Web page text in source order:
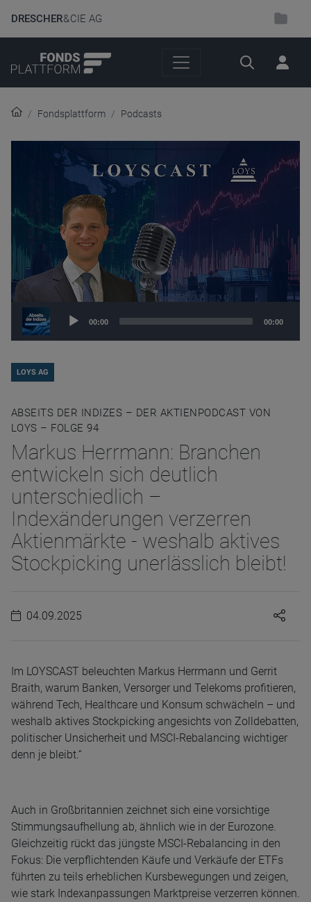
DRESCHER& CIE AG
Suche
Fondsplattform Podcasts
Audio
00:00 00:00
LOYS AG
ABSEITS DER INDIZES – DER AKTIENPODCAST VON
LOYS – FOLGE 94
Markus Herrmann: Branchen
entwickeln sich deutlich
unterschiedlich –
Indexänderungen verzerren
Aktienmärkte - weshalb aktives
Stockpicking unerlässlich bleibt!
04.09.2025
Im LOYSCAST beleuchten Markus Herrmann und Gerrit
Braith, warum Banken, Versorger und Telekoms profitieren,
während Tech, Healthcare und Konsum schwächeln – und
weshalb aktives Stockpicking angesichts von Zolldebatten,
politischer Unsicherheit und MSCI-Rebalancing wichtiger
denn je bleibt.“
Auch in Großbritannien zeichnet sich eine vorsichtige
Stimmungsaufhellung ab, ähnlich wie in der Eurozone.
Gleichzeitig rückt das jüngste MSCI-Rebalancing in den
Fokus: Die verpflichtenden Käufe und Verkäufe der ETFs
führten zu teils erheblichen Kursbewegungen und zeigen,
wie stark Indexanpassungen Marktpreise verzerren können.